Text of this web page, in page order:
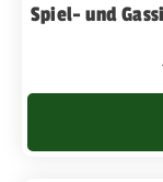
Spiel- und